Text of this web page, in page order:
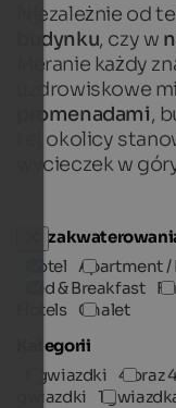
Niezależnie od
budynku, czy w
Meranie każdy
uzdrowiskowe
promenadami,
tej okolicy
wycieczek w
Typ
Hotel Apartment /
Bed & Breakfast
Hotels Chalet
Kategorii
5 gwiazdki 4 oraz
gwiazdki 1